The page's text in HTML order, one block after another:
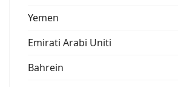
Yemen
Emirati Arabi Uniti
Bahrein